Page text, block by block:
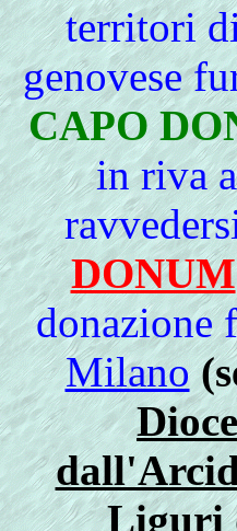
territori
genovese
CAPO
in riva
DONUM
donazione
Milano
Liguri